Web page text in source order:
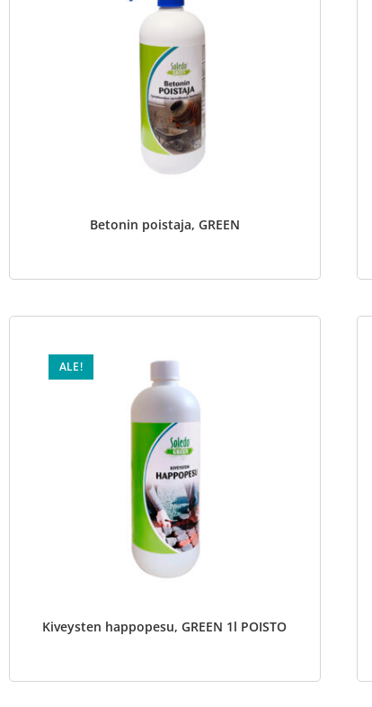
Betonin poistaja, GREEN
ALE!
Kiveysten happopesu, GREEN 1l POISTO